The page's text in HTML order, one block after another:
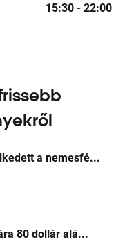
15:30 - 22:00
a nemesfé...
80 dollár alá...